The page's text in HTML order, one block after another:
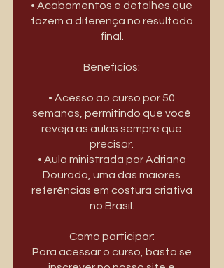
• Acabamentos e detalhes que
fazem a diferença no resultado
final.
Benefícios:
• Acesso ao curso por 50
semanas, permitindo que você
reveja as aulas sempre que
precisar.
• Aula ministrada por Adriana
Dourado, uma das maiores
referências em costura criativa
no Brasil.
Como participar:
Para acessar o curso, basta se